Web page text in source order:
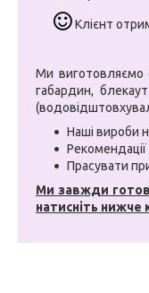
Клієнт
Ми виготовляємо
габардин,
Наші вироби
Прасувати
Ми завжди
натисніть